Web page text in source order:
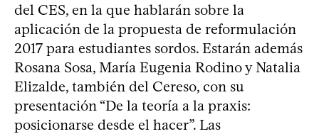
del CES, en la que hablarán sobre la
aplicación de la propuesta de reformulación
2017 para estudiantes sordos. Estarán además
Rosana Sosa, María Eugenia Rodino y Natalia
Elizalde, también del Cereso, con su
presentación “De la teoría a la praxis:
posicionarse desde el hacer”. Las